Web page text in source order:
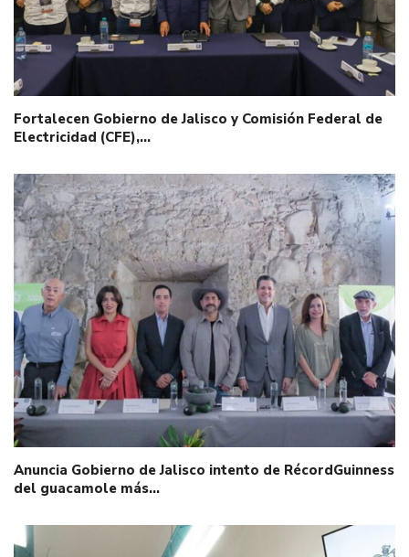
Fortalecen Gobierno de Jalisco y Comisión Federal de
Electricidad (CFE),…
Anuncia Gobierno de Jalisco intento de RécordGuinness
del guacamole más…